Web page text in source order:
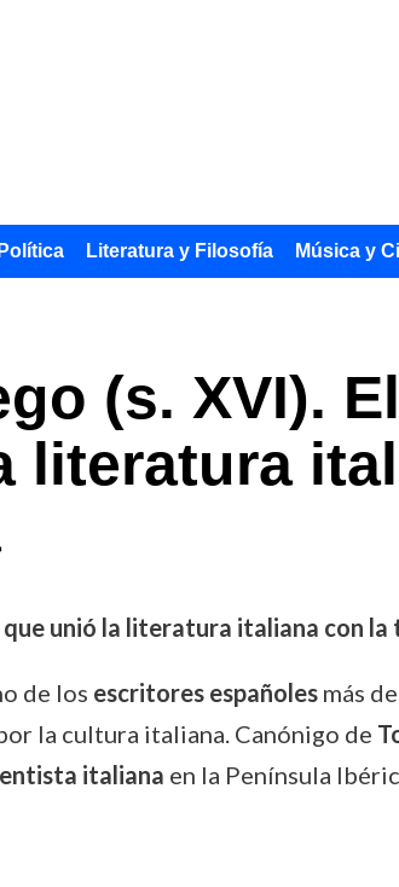
Literatura y Filosofía Música y
(s. XVI).
literatura
unió la literatura italiana con
de los escritores españolesmás
la cultura italiana. Canónigo de
italiana en la Península